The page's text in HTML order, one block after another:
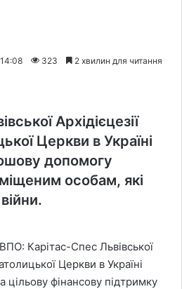
323 2 хвилин для читання
Архідієцезії
Церкви в Україні
допомогу
особам, які
Карітас-Спес Львівської
Церкви в Україні
цільову фінансову підтримку